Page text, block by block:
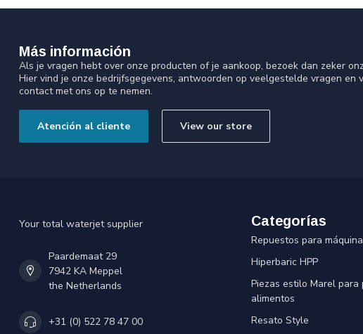
Más información
Als je vragen hebt over onze producten of je aankoop, bezoek dan zeker
Hier vind je onze bedrijfsgegevens, antwoorden op veelgestelde vragen en
contact met ons op te nemen.
Atención al cliente View our store
Your total waterjet supplier
Paardemaat 29
7942 KA Meppel
the Netherlands
+31 (0) 522 78 47 00
Categorías
Repuestos para
Hiperbaric HPP
Piezas estilo Marel para
alimentos
Resato Style